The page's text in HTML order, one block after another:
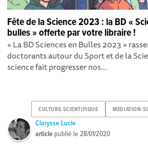
Fête de la Science 2023 : la BD «
bulles » offerte par votre libraire !
« La BD Sciences en Bulles 2023 »
doctorants autour du Sport et de la
science fait progresser nos...
CULTURE-SCIENTIFIQUE MEDIATION-
Clarysse Lucie
article publié le28/01/2020